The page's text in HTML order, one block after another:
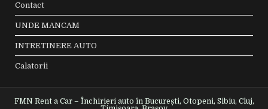
Contact
UNDE MANCAM
INTRETINERE AUTO
Calatorii
FMN Rent a Car – Închirieri auto în București, Otopeni, Sibiu, Cluj,